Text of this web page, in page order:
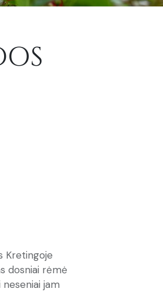
Kretingoje
dosniai rėmė
jam